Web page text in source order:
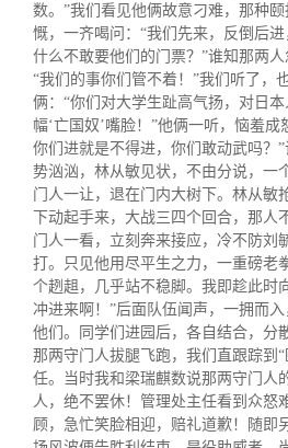
数。”我们看见他俩故意刁难，那种
慨，一齐喝问：“我们先来，反倒后
什么不敢要他们的门票？”谁知那两人
“我们的事你们管不着！”我们听了，
俩：“你们对大学生趾高气扬，对日
幅‘亡国奴’嘴脸！”他俩一听，恼羞
你们进就是不得进，你们敢动武吗？
势汹汹，林从敏见状，不由分说，一
门人一让，退在门内大树下。林从敏
下动起手来，大战三四个回合，那人
门人一看，立刻奔来接应，冷不防刘
打。只见他用尽平生之力，一重磅老
个趔趄，几乎站不稳脚。我即趁此时
冲进来啊！”后面队伍闻声，一拥而
他们。同学们进园后，各自结合，分
那两守门人拔腿飞跑，我们直跟踪到
任。当时我和梁瑞麒数说那两守门人
人，绝不罢休！管理处主任看到众怒
顾，急忙笑脸相迎，赔礼道歉！随即